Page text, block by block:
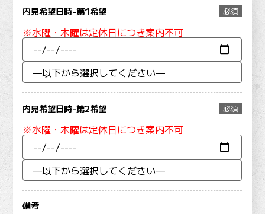
内見希望日時-第1希望 必須
※水曜・木曜は定休日につき案内不可
内見希望日時-第2希望 必須
※水曜・木曜は定休日につき案内不可
備考